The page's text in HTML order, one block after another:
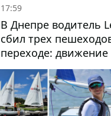
17:59
В Днепре водитель
сбил трех
переходе: движение
проспекту Науки
затруднено